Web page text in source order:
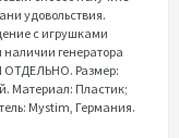
удовольствия.
с игрушками
наличии генератора
ОТДЕЛЬНО. Размер:
Материал: Пластик;
Mystim, Германия.